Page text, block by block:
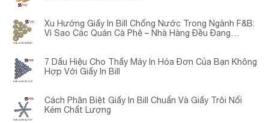
Xu Hướng Giấy In Bill Chống Nước Trong Ngành F&B:
Vì Sao Các Quán Cà Phê – Nhà Hàng Đều Đang
7 Dấu Hiệu Cho Thấy Máy In Hóa Đơn Của Bạn Không
Hợp Với Giấy In Bill
Cách Phân Biệt Giấy In Bill Chuẩn Và Giấy Trôi Nổi
Kém Chất Lượng